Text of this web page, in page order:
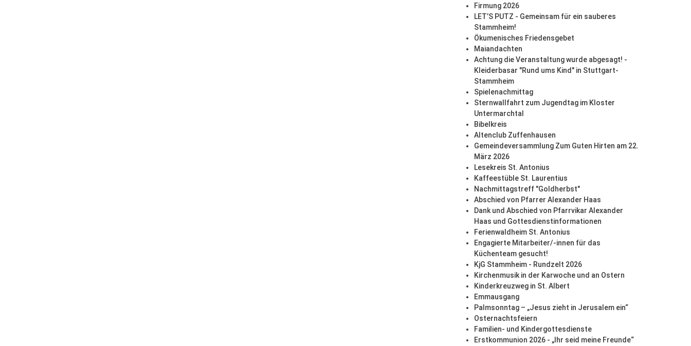
Firmung 2026
LET’S PUTZ - Gemeinsam für ein sauberes
Stammheim!
Ökumenisches Friedensgebet
Maiandachten
Achtung die Veranstaltung wurde abgesagt! -
Kleiderbasar "Rund ums Kind" in Stuttgart-
Stammheim
Spielenachmittag
Sternwallfahrt zum Jugendtag im Kloster
Untermarchtal
Bibelkreis
Altenclub Zuffenhausen
Gemeindeversammlung Zum Guten Hirten am 22.
März 2026
Lesekreis St. Antonius
Kaffeestüble St. Laurentius
Nachmittagstreff "Goldherbst"
Abschied von Pfarrer Alexander Haas
Dank und Abschied von Pfarrvikar Alexander
Haas und Gottesdienstinformationen
Ferienwaldheim St. Antonius
Engagierte Mitarbeiter/-innen für das
Küchenteam gesucht!
KjG Stammheim - Rundzelt 2026
Kirchenmusik in der Karwoche und an Ostern
Kinderkreuzweg in St. Albert
Emmausgang
Palmsonntag – „Jesus zieht in Jerusalem ein“
Osternachtsfeiern
Familien- und Kindergottesdienste
Erstkommunion 2026 - „Ihr seid meine Freunde“